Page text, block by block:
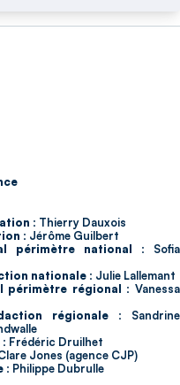
: Thierry Dauxois
: Jérôme Guilbert
périmètre national : Sofia
nationale : Julie Lallemant
périmètre régional : Vanessa
régionale : Sandrine
Frédéric Druilhet
Jones (agence CJP)
: Philippe Dubrulle